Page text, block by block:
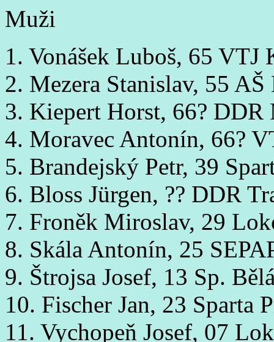
Muži
1. Vonášek Luboš, 65 VTJ
2. Mezera Stanislav, 55
3. Kiepert Horst, 66?
4. Moravec Antonín, 66?
5. Brandejský Petr, 39
6. Bloss Jürgen, ?? DDR
7. Froněk Miroslav, 29
8. Skála Antonín, 25
9. Štrojsa Josef, 13 Sp.
10. Fischer Jan, 23 Sparta
11. Vychopeň Josef, 07